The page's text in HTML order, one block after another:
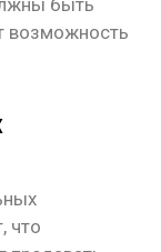
возможность
что